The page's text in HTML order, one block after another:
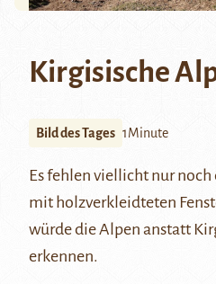
Kirgisische
Bild des Tages 1Minute
Es fehlen viellicht nur
mit holzverkleidteten
würde dieAlpen anstatt
erkennen.